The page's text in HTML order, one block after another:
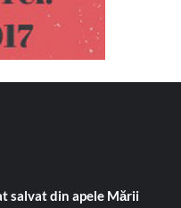
salvat din apele Mării